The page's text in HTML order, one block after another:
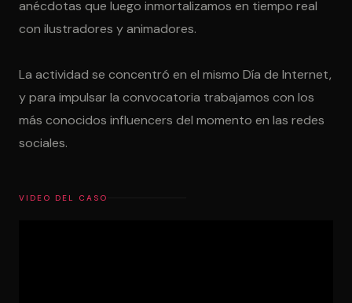
anécdotas que luego inmortalizamos en tiempo real
con ilustradores y animadores.
La actividad se concentró en el mismo Día de Internet,
y para impulsar la convocatoria trabajamos con los
más conocidos influencers del momento en las redes
sociales.
VIDEO DEL CASO